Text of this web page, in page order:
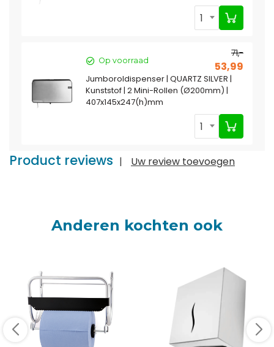
1
Op voorraad
71,-
53,99
Jumboroldispenser | QUARTZ SILVER |
Kunststof | 2 Mini-Rollen (Ø200mm) |
407x145x247(h)mm
1
Product reviews | Uw review toevoegen
Anderen kochten ook